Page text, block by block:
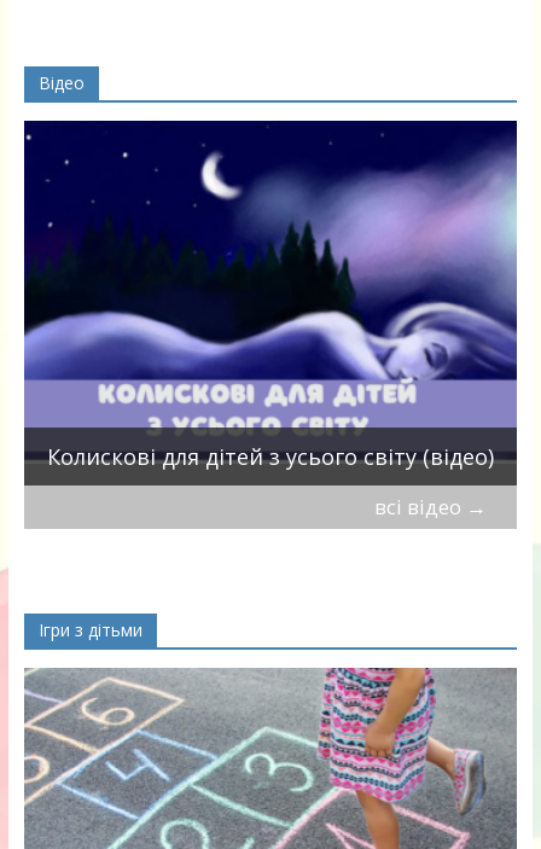
Відео
Колискові для дітей з усього світу (відео)
всі відео →
Ігри з дітьми